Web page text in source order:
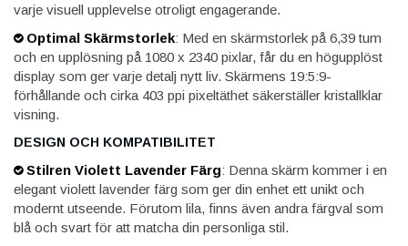
varje visuell upplevelse otroligt engagerande.
Optimal Skärmstorlek: Med en skärmstorlek på 6,39 tum
och en upplösning på 1080 x 2340 pixlar, får du en högupplöst
display som ger varje detalj nytt liv. Skärmens 19:5:9-
förhållande och cirka 403 ppi pixeltäthet säkerställer kristallklar
visning.
DESIGN OCH KOMPATIBILITET
Stilren Violett Lavender Färg: Denna skärm kommer i en
elegant violett lavender färg som ger din enhet ett unikt och
modernt utseende. Förutom lila, finns även andra färgval som
blå och svart för att matcha din personliga stil.